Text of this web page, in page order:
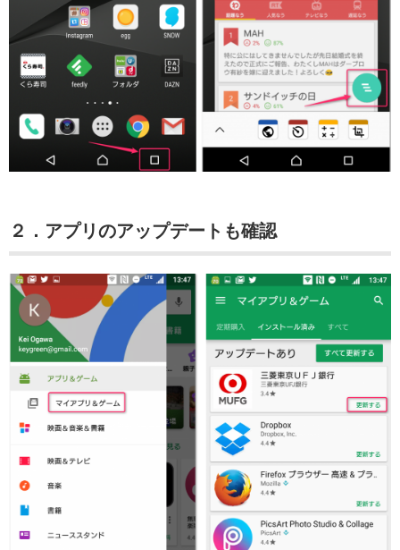
２．アプリのアップデートも確認